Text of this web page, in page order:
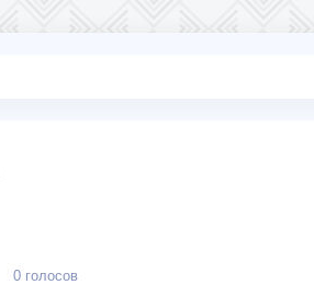
0 голосов